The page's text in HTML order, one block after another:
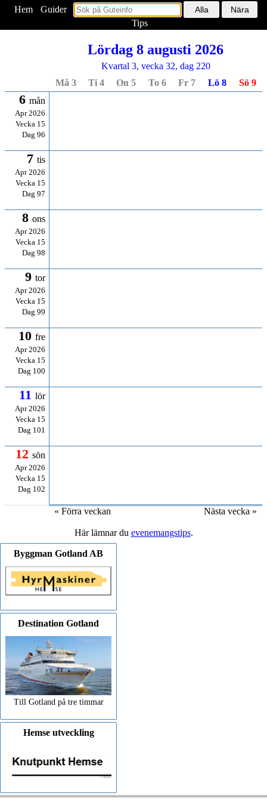
Hem
Guider
Tips
Lördag 8 augusti 2026
Kvartal 3, vecka 32, dag 220
Må 3
Ti 4 On 5 To 6 Fr 7 Lö 8 Sö 9
6 mån
Apr 2026
Vecka 15
Dag 96
7 tis
Apr 2026
Vecka 15
Dag 97
8 ons
Apr 2026
Vecka 15
Dag 98
9 tor
Apr 2026
Vecka 15
Dag 99
10 fre
Apr 2026
Vecka 15
Dag 100
11 lör
Apr 2026
Vecka 15
Dag 101
12 sön
Apr 2026
Vecka 15
Dag 102
« Förra veckan Nästa vecka »
Här lämnar du evenemangstips.
Byggman Gotland AB
Destination Gotland
Till Gotland på tre timmar
Hemse utveckling